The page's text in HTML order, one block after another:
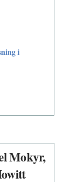
i
Mokyr,